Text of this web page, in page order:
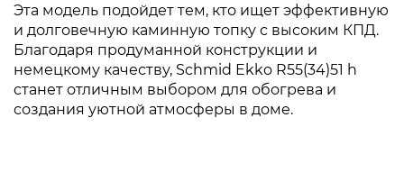
Эта модель подойдет тем, кто ищет эффективную
и долговечную каминную топку с высоким КПД.
Благодаря продуманной конструкции и
немецкому качеству, Schmid Ekko R55(34)51 h
станет отличным выбором для обогрева и
создания уютной атмосферы в доме.